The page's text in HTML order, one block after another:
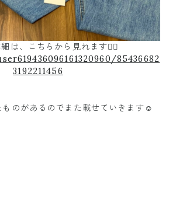
は、こちらから見れます💁‍♀️
85436682
3192211456
のがあるのでまた載せていきます☺️